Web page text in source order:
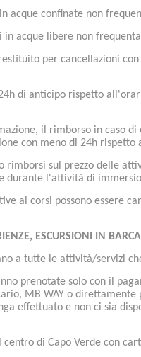
acque confinate non
acque libere non
per cancellazioni
di anticipo rispetto
il rimborso in caso
con meno di 24h
rimborsi sul prezzo delle
durante l'attività di
ai corsi possono essere
ESCURSIONI IN
a tutte le attività/servizi
prenotate solo con il
MB WAY o
effettuato e non ci sia
di Capo Verde con